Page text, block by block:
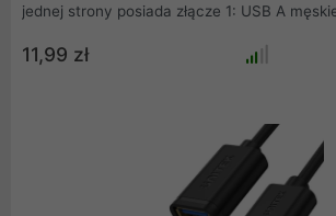
jednej strony posiada złącze 1: USB A
złącze 2: USB A żeńskie. Nie wymaga
przy urządzeniach o małym poborze mocy.
11,99 zł